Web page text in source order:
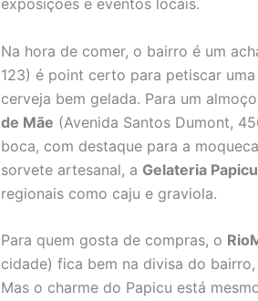
exposições e eventos locais.
Na hora de comer, o bairro é um
123) é point certo para petiscar
cerveja bem gelada. Para um
de Mãe (Avenida Santos Dumont,
boca, com destaque para a
sorvete artesanal, a Gelateria Papicu
regionais como caju e graviola.
Para quem gosta de compras, o
cidade) fica bem na divisa do
Mas o charme do Papicu está